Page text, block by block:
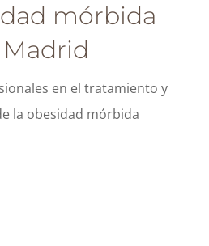
mórbida
en el tratamiento y
la obesidad mórbida